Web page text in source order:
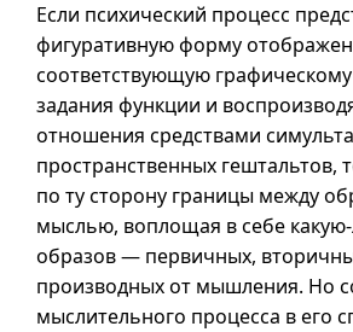
Если психический процесс
фигуративную форму
соответствующую
задания функции и
отношения средствами
пространственных гештальтов,
по ту сторону границы между
мыслью, воплощая в себе
образов — первичных,
производных от мышления. Но
мыслительного процесса в его